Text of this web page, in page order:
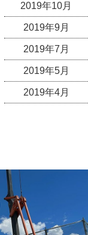
2019年10月
2019年9月
2019年7月
2019年5月
2019年4月